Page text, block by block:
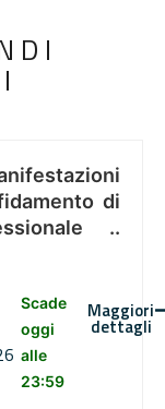
di
..
Scade
oggi
alle
23:59
Maggiori
dettagli